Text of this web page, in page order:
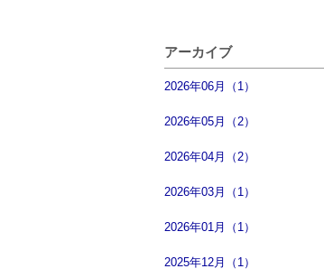
アーカイブ
2026年06月（1）
2026年05月（2）
2026年04月（2）
2026年03月（1）
2026年01月（1）
2025年12月（1）